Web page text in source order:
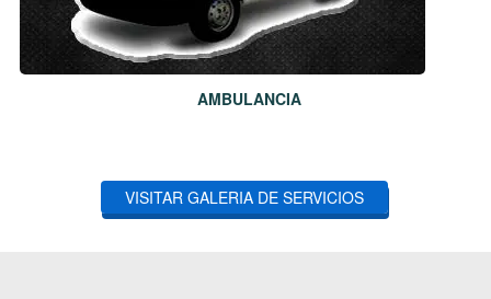
AMBULANCIA
VISITAR GALERIA DE SERVICIOS